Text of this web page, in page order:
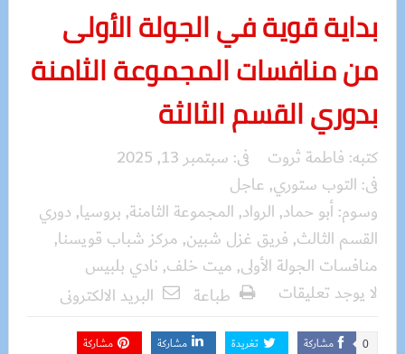
بداية قوية في الجولة الأولى
من منافسات المجموعة الثامنة
بدوري القسم الثالثة
كتبه: فاطمة ثروت فى: سبتمبر 13, 2025
فى: التوب ستوري, عاجل
وسوم:أبو حماد, الرواد, المجموعة الثامنة, بروسيا, دوري
القسم الثالث, فريق غزل شبين, مركز شباب قويسنا,
منافسات الجولة الأولى, ميت خلف, نادي بلبيس
لا يوجد تعليقات
طباعة البريد الالكترونى
مشاركة 0 تغريدة مشاركة مشاركة